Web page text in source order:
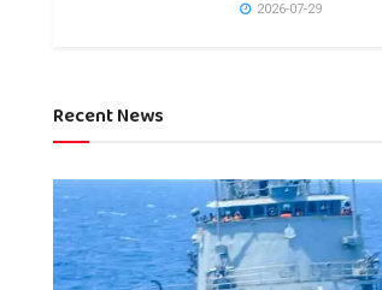
2026-07-29
Recent News